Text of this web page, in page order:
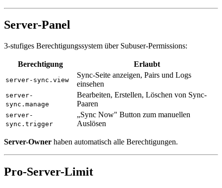
Server-Panel
3-stufiges Berechtigungssystem über Subuser-Permissions:
Berechtigung Erlaubt
server-sync.view
Sync-Seite anzeigen, Pairs und Logs
einsehen
server-
sync.manage
Bearbeiten, Erstellen, Löschen von Sync-
Paaren
server-
sync.trigger
„Sync Now" Button zum manuellen
Auslösen
Server-Owner haben automatisch alle Berechtigungen.
Pro-Server-Limit